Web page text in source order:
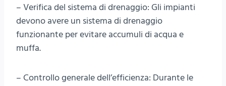
– Verifica del sistema di drenaggio: Gli impianti
devono avere un sistema di drenaggio
funzionante per evitare accumuli di acqua e
muffa.
– Controllo generale dell’efficienza: Durante le